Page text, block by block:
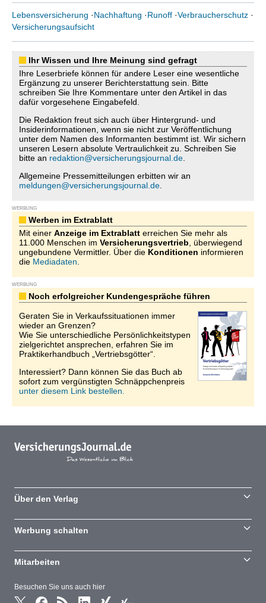
Lebensversicherung ·Nachhaftung ·Runoff ·Verbraucherschutz ·
Versicherungsaufsicht
Ihr Wissen und Ihre Meinung sind gefragt
Ihre Leserbriefe können für andere Leser eine wesentliche
Ergänzung zu unserer Berichterstattung sein. Bitte
schreiben Sie Ihre Kommentare unter den Artikel in das
dafür vorgesehene Eingabefeld.
Die Redaktion freut sich auch über Hintergrund- und
Insiderinformationen, wenn sie nicht zur Veröffentlichung
unter dem Namen des Informanten bestimmt ist. Wir sichern
unseren Lesern absolute Vertraulichkeit zu. Schreiben Sie
bitte an redaktion@versicherungsjournal.de
Allgemeine Pressemitteilungen erbitten wir an
meldungen@versicherungsjournal.de
WERBUNG
Werben im Extrablatt
Mit einer Anzeige im Extrablatt erreichen Sie mehr als
11.000 Menschen im Versicherungsvertrieb , überwiegend
ungebundene Vermittler. Über die Konditionen informieren
die Mediadaten
WERBUNG
Noch erfolgreicher Kundengespräche führen
Geraten Sie in Verkaufssituationen immer
wieder an Grenzen?
Wie Sie unterschiedliche Persönlichkeitstypen
zielgerichtet ansprechen, erfahren Sie im
Praktikerhandbuch „Vertriebsgötter“.
Interessiert? Dann können Sie das Buch ab
sofort zum vergünstigten Schnäppchenpreis
unter diesem Link bestellen.
Besuchen Sie uns auch hier
Über den Verlag
Werbung schalten
Mitarbeiten